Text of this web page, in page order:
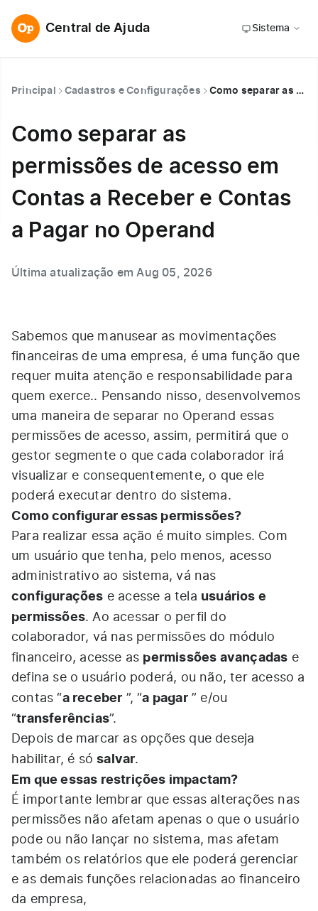
Central de Ajuda Sistema
Principal Cadastros e Configurações Como separar as permissões de acesso em Contas a Receber e Contas a Pagar no Operand
Como separar as
permissões de acesso em
Contas a Receber e Contas
a Pagar no Operand
Última atualização em Aug 05, 2026
Sabemos que manusear as movimentações
financeiras de uma empresa, é uma função que
requer muita atenção e responsabilidade para
quem exerce.. Pensando nisso, desenvolvemos
uma maneira de separar no Operand essas
permissões de acesso, assim, permitirá que o
gestor segmente o que cada colaborador irá
visualizar e consequentemente, o que ele
poderá executar dentro do sistema.
Como configurar essas permissões?
Para realizar essa ação é muito simples. Com
um usuário que tenha, pelo menos, acesso
administrativo ao sistema, vá nas
configurações e acesse a tela usuários e
permissões. Ao acessar o perfil do
colaborador, vá nas permissões do módulo
financeiro, acesse as permissões avançadas e
defina se o usuário poderá, ou não, ter acesso a
contas “a receber ”, “a pagar” e/ou
“transferências”.
Depois de marcar as opções que deseja
habilitar, é sósalvar.
Em que essas restrições impactam?
É importante lembrar que essas alterações nas
permissões não afetam apenas o que o usuário
pode ou não lançar no sistema, mas afetam
também os relatórios que ele poderá gerenciar
e as demais funções relacionadas ao financeiro
da empresa,